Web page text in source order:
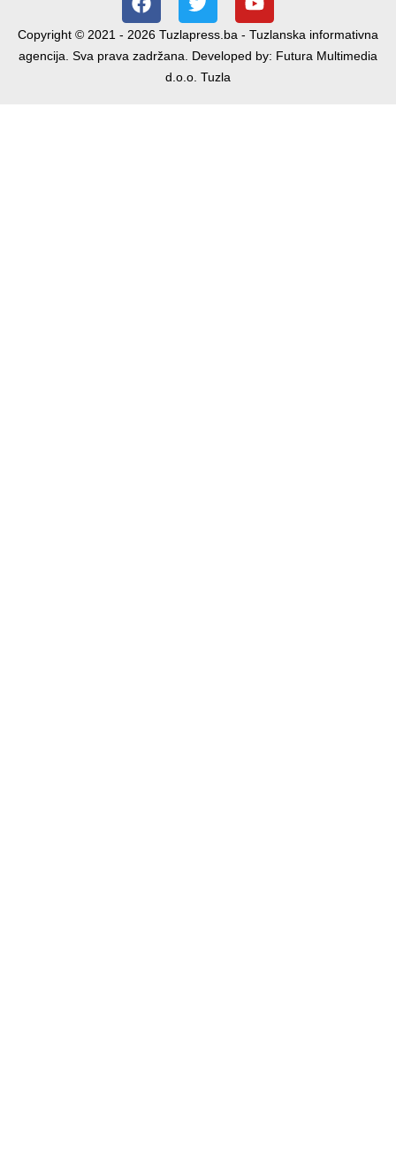
Copyright © 2021 - 2026 Tuzlapress.ba - Tuzlanska informativna
agencija. Sva prava zadržana. Developed by: Futura Multimedia
d.o.o. Tuzla